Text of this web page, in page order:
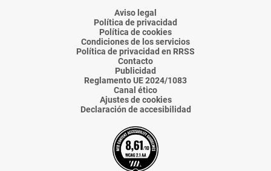
AlmeríaAlmeríaAlmería
Almería
Aviso legal
Política de privacidad
Política de cookies
Condiciones de los servicios
Política de privacidad en RRSS
Contacto
Publicidad
Reglamento UE 2024/1083
Canal ético
Ajustes de cookies
Declaración de accesibilidad